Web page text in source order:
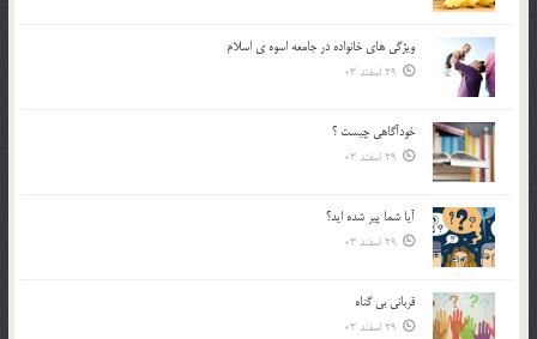
ويژگي هاي خانواده در جامعه اسوه ي اسلام
29 اسفند 03
خودآگاهى چيست ؟
29 اسفند 03
آیا شما پیر شده اید؟
29 اسفند 03
قرباني بي گناه
29 اسفند 03